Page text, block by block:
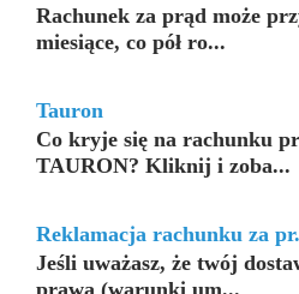
Rachunek za prąd może
miesiące, co pół ro...
Tauron
Co kryje się na rachunku
TAURON? Kliknij i zoba...
Reklamacja rachunku za
Jeśli uważasz, że twój
prawa (warunki um...